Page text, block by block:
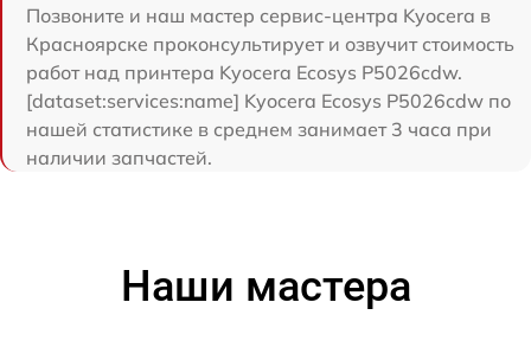
Позвоните и наш мастер сервис-центра Kyocera в
Красноярске проконсультирует и озвучит стоимость
работ над принтера Kyocera Ecosys P5026cdw.
[dataset:services:name] Kyocera Ecosys P5026cdw по
нашей статистике в среднем занимает 3 часа при
наличии запчастей.
Наши мастера